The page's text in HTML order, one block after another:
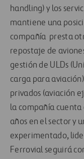
handling) y los
mantiene una
compañía presta
repostaje de
gestión de ULDs
carga para
privados (aviación
la compañía cuenta
años en el sector y
experimentado,
Ferrovial seguirá